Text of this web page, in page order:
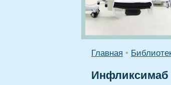
Главная •
Инфликсимаб